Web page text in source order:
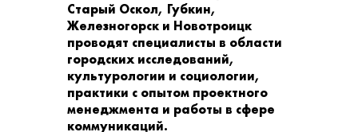
Старый Оскол, Губкин,
Железногорск и Новотроицк
проводят специалисты в области
городских исследований,
культурологии и социологии,
практики с опытом проектного
менеджмента и работы в сфере
коммуникаций.